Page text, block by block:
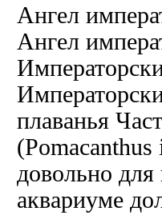
Ангел
Ангел
плаванья
довольно для
аквариуме